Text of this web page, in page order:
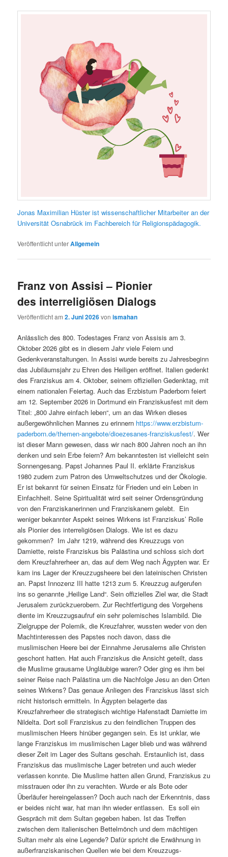
Jonas Maximilian Hüster ist wissenschaftlicher Mitarbeiter an der
Universität Osnabrück im Fachbereich für Religionspädagogik.
Veröffentlicht unterAllgemein
Franz von Assisi – Pionier
des interreligiösen Dialogs
Veröffentlicht am2. Juni 2026vonismahan
Anlässlich des 800. Todestages Franz von Assisis am 3.
Oktober 2026 gibt es in diesem Jahr viele Feiern und
Gedenkveranstaltungen. In Assisi wurde bereits zu Jahresbeginn
das Jubiläumsjahr zu Ehren des Heiligen eröffnet. Italien gedenkt
des Franziskus am 4. Oktober, seinem offiziellen Gedenktag, mit
einem nationalen Feiertag. Auch das Erzbistum Paderborn feiert
am 12. September 2026 in Dortmund ein Franziskusfest mit dem
Titel: „800 Jahre einfach leben“, um an das Wirken dieses
außergewöhnlichen Mannes zu erinnern https://www.erzbistum-
paderborn.de/themen-angebote/dioezesanes-franziskusfest/. Wer
ist dieser Mann gewesen, dass wir nach 800 Jahren noch an ihn
denken und sein Erbe feiern? Am bekanntesten ist vielleicht sein
Sonnengesang. Papst Johannes Paul II. erklärte Franziskus
1980 zudem zum Patron des Umweltschutzes und der Ökologie.
Er ist bekannt für seinen Einsatz für Frieden und ein Leben in
Einfachheit. Seine Spiritualität wird seit seiner Ordensgründung
von den Franziskanerinnen und Franziskanern gelebt. Ein
weniger bekannter Aspekt seines Wirkens ist Franziskus’ Rolle
als Pionier des interreligiösen Dialogs. Wie ist es dazu
gekommen? Im Jahr 1219, während des Kreuzzugs von
Damiette, reiste Franziskus bis Palästina und schloss sich dort
dem Kreuzfahrerheer an, das auf dem Weg nach Ägypten war. Er
kam ins Lager der Kreuzzugsheere bei den lateinischen Christen
an. Papst Innozenz III hatte 1213 zum 5. Kreuzzug aufgerufen
ins so genannte „Heilige Land“. Sein offizielles Ziel war, die Stadt
Jerusalem zurückzuerobern. Zur Rechtfertigung des Vorgehens
diente im Kreuzzugsaufruf ein sehr polemisches Islambild. Die
Zielgruppe der Polemik, die Kreuzfahrer, wussten weder von den
Machtinteressen des Papstes noch davon, dass die
muslimischen Heere bei der Einnahme Jerusalems alle Christen
geschont hatten. Hat auch Franziskus die Ansicht geteilt, dass
die Muslime grausame Ungläubige waren? Oder ging es ihm bei
seiner Reise nach Palästina um die Nachfolge Jesu an den Orten
seines Wirkens? Das genaue Anliegen des Franziskus lässt sich
nicht historisch ermitteln. In Ägypten belagerte das
Kreuzfahrerheer die strategisch wichtige Hafenstadt Damiette im
Nildelta. Dort soll Franziskus zu den feindlichen Truppen des
muslimischen Heers hinüber gegangen sein. Es ist unklar, wie
lange Franziskus im muslimischen Lager blieb und was während
dieser Zeit im Lager des Sultans geschah. Erstaunlich ist, dass
Franziskus das muslimische Lager betreten und auch wieder
verlassen konnte. Die Muslime hatten allen Grund, Franziskus zu
misstrauen oder ihn zu verachten. Wurde er als Bote oder
Überläufer hereingelassen? Doch auch nach der Erkenntnis, dass
er beides nicht war, hat man ihn wieder entlassen. Es soll ein
Gespräch mit dem Sultan gegeben haben. Ist das Treffen
zwischen dem italienischen Bettelmönch und dem mächtigen
Sultan mehr als eine Legende? Dafür spricht die Erwähnung in
außerfranziskanischen Quellen wie bei dem Kreuzzugs-